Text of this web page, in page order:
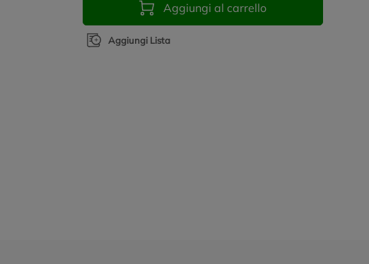
Aggiungi al carrello
Aggiungi Lista